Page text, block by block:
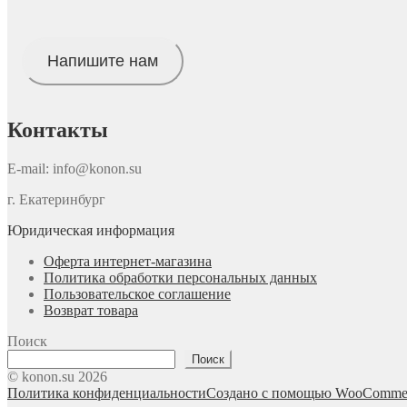
Напишите нам
Контакты
E-mail: info@konon.su
г. Екатеринбург
Юридическая информация
Оферта интернет-магазина
Политика обработки персональных данных
Пользовательское соглашение
Возврат товара
Поиск
Поиск
© konon.su 2026
Политика конфиденциальностиСоздано с помощью